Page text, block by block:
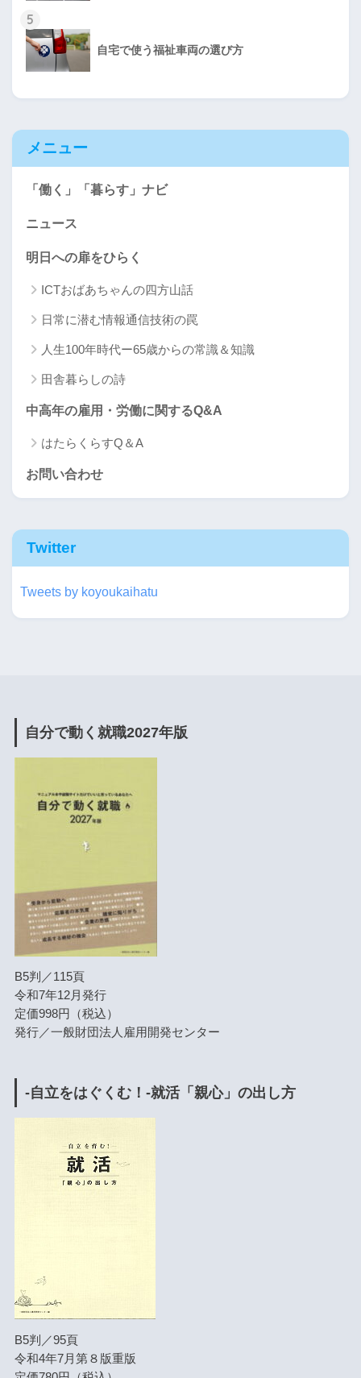
5
自宅で使う福祉車両の選び方
メニュー
「働く」「暮らす」ナビ
ニュース
明日への扉をひらく
ICTおばあちゃんの四方山話
日常に潜む情報通信技術の罠
人生100年時代ー65歳からの常識＆知識
田舎暮らしの詩
中高年の雇用・労働に関するQ&A
はたらくらすQ＆A
お問い合わせ
Twitter
Tweets by koyoukaihatu
自分で動く就職2027年版
B5判／115頁
令和7年12月発行
定価998円（税込）
発行／一般財団法人雇用開発センター
-自立をはぐくむ！-就活「親心」の出し方
B5判／95頁
令和4年7月第８版重版